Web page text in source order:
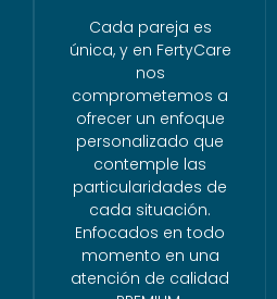
Cada pareja es
única, y en FertyCare
nos
comprometemos a
ofrecer un enfoque
personalizado que
contemple las
particularidades de
cada situación.
Enfocados en todo
momento en una
atención de calidad